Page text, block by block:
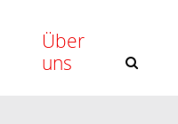
Über
uns